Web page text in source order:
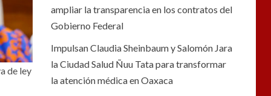
de ley
ampliar la transparencia en los contratos del
Gobierno Federal
Impulsan Claudia Sheinbaum y Salomón Jara
la Ciudad Salud Ñuu Tata para transformar
la atención médica en Oaxaca